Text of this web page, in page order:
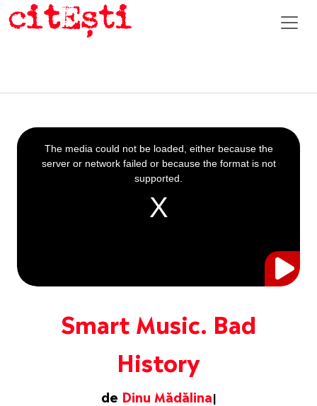
Smart Music. Bad
History
de Dinu Mădălina
This
is
a
The media could not be loaded, either because the
server or network failed or because the format is not
supported.